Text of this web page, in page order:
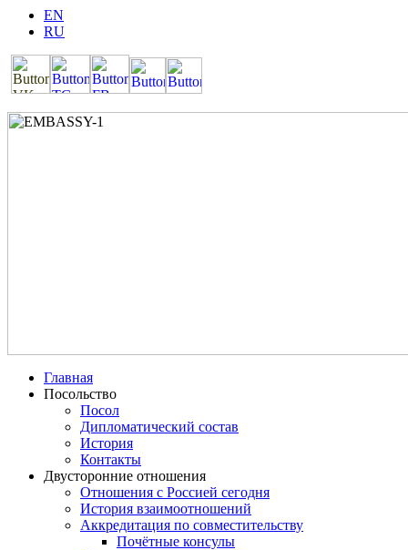
EN
RU
Главная
Посольство
Посол
Дипломатический состав
История
Контакты
Двусторонние отношения
Отношения с Россией сегодня
История взаимоотношений
Аккредитация по совместительству
Почётные консулы